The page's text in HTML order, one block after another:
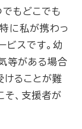
もどこでも
に私が携わっ
ビスです。幼
等がある場合
けることが難
そ、支援者が